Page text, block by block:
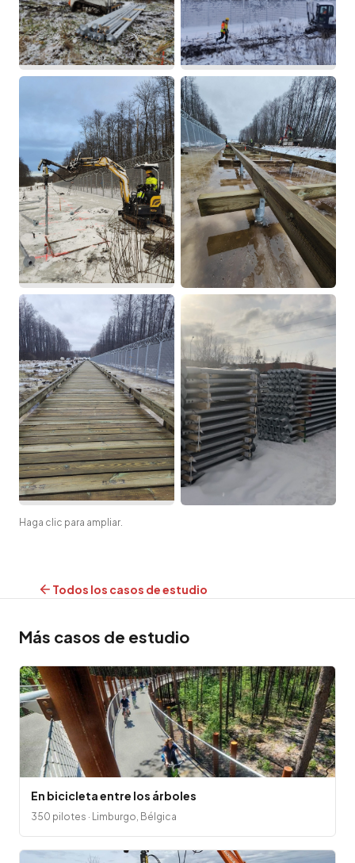
Haga clic para ampliar.
Todos los casos de estudio
Más casos de estudio
En bicicleta entre los árboles
350 pilotes · Limburgo, Bélgica